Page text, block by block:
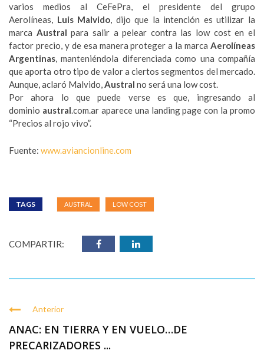
varios medios al CeFePra, el presidente del grupo
Aerolíneas, Luis Malvido, dijo que la intención es utilizar la
marca Austral para salir a pelear contra las low cost en el
factor precio, y de esa manera proteger a la marca Aerolíneas
Argentinas, manteniéndola diferenciada como una compañía
que aporta otro tipo de valor a ciertos segmentos del mercado.
Aunque, aclaró Malvido,Austral no será una low cost.
Por ahora lo que puede verse es que, ingresando al
dominio austral.com.ar aparece una landing page con la promo
“Precios al rojo vivo”.
Fuente: www.aviancionline.com
TAGS AUSTRAL LOW COST
COMPARTIR:
Anterior
ANAC: EN TIERRA Y EN VUELO…DE
PRECARIZADORES ...